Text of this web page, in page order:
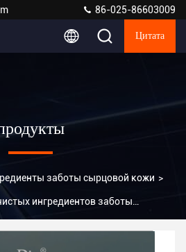
86-025-86603009
Цитата
заботы сырцовой кожи >
ингредиентов заботы